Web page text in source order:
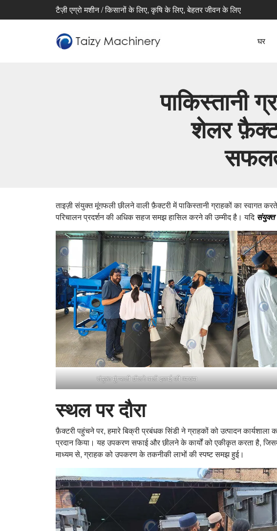
टैज़ी एग्रो मशीन / किसानों के लिए, कृषि के लिए, बेहतर जीवन के लिए
घर
पाकिस्तानी
शेलर
ताइज़ी संयुक्त मूंगफली छीलने वाली फ़ैक्टरी में पाकिस्तानी ग्राहकों का स्वागत
परिचालन प्रदर्शन की अधिक सहज समझ हासिल करने की उम्मीद है। यदि संयुक्त
संयुक्त मूंगफली छीलने वाली इकाई की व्याख्या
स्थल पर दौरा
फ़ैक्टरी पहुंचने पर, हमारे बिक्री प्रबंधक सिंडी ने ग्राहकों को उत्पादन
प्रदान किया। यह उपकरण सफाई और छीलने के कार्यों को एकीकृत करता है,
माध्यम से, ग्राहक को उपकरण के तकनीकी लाभों की स्पष्ट समझ हुई।